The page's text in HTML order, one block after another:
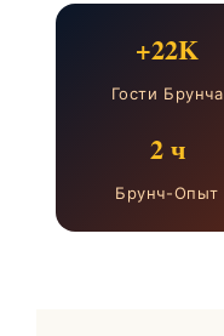
+22K
Гости Брунча
2 ч
Брунч-Опыт